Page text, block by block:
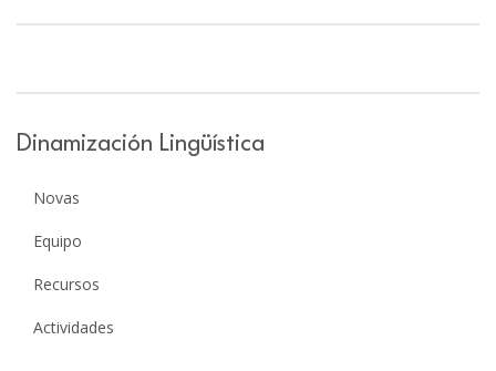
Dinamización Lingüística
Novas
Equipo
Recursos
Actividades